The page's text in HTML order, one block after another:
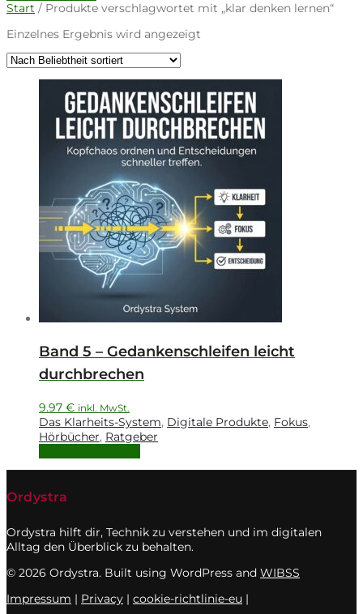
Start / Produkte verschlagwortet mit „klar denken lernen“
Einzelnes Ergebnis wird angezeigt
Band 5 – Gedankenschleifen leicht
durchbrechen
9.97 € inkl. MwSt.
Das Klarheits-System, Digitale Produkte, Fokus,
Hörbücher, Ratgeber
Ordystra
Ordystra hilft dir, Technik zu verstehen und im digitalen
Alltag den Überblick zu behalten.
© 2026 Ordystra. Built using WordPress and WIBSS
Impressum | Privacy | cookie-richtlinie-eu |